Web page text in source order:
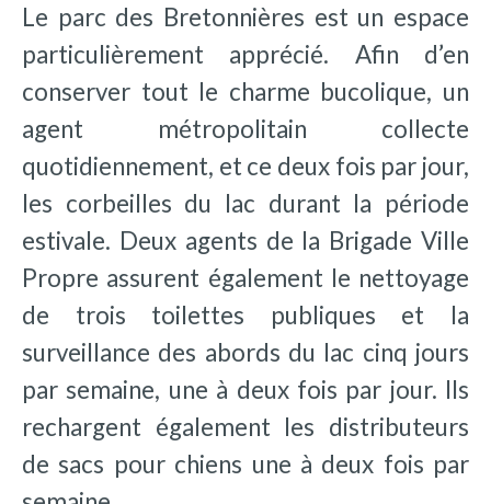
Le parc des Bretonnières est un espace
particulièrement apprécié. Afin d’en
conserver tout le charme bucolique, un
agent métropolitain collecte
quotidiennement, et ce deux fois par jour,
les corbeilles du lac durant la période
estivale. Deux agents de la Brigade Ville
Propre assurent également le nettoyage
de trois toilettes publiques et la
surveillance des abords du lac cinq jours
par semaine, une à deux fois par jour. Ils
rechargent également les distributeurs
de sacs pour chiens une à deux fois par